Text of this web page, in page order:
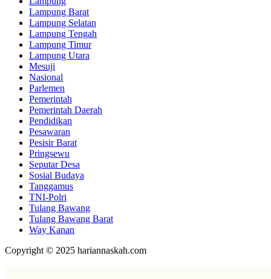
Lampung Barat
Lampung Selatan
Lampung Tengah
Lampung Timur
Lampung Utara
Mesuji
Nasional
Parlemen
Pemerintah
Pemerintah Daerah
Pendidikan
Pesawaran
Pesisir Barat
Pringsewu
Seputar Desa
Sosial Budaya
Tanggamus
TNI-Polri
Tulang Bawang
Tulang Bawang Barat
Way Kanan
Copyright © 2025 hariannaskah.com